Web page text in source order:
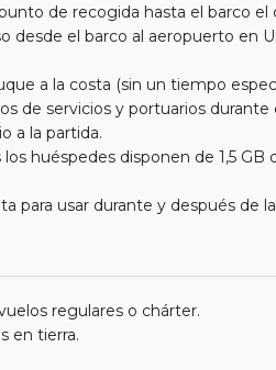
de recogida hasta el barco el
desde el barco al aeropuerto en
a la costa (sin un tiempo
de servicios y portuarios durante
a la partida.
huéspedes disponen de 1,5 GB
para usar durante y después de
regulares o chárter.
en tierra.